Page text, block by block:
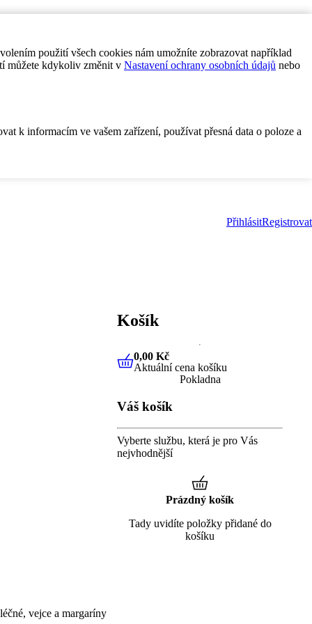
použití všech cookies nám umožníte zobrazovat například
můžete kdykoliv změnit v Nastavení ochrany osobních údajů nebo
k informacím ve vašem zařízení, používat přesná data o poloze a
PřihlásitRegistrovat
vejce a margaríny
Košík
0,00 KčAktuální cena košíku
0,00 Kč
Aktuální cena košíku
Pokladna
Váš košík
Vyberte službu, která je pro Vás
nejvhodnější
Prázdný košík
Tady uvidíte položky přidané do
košíku